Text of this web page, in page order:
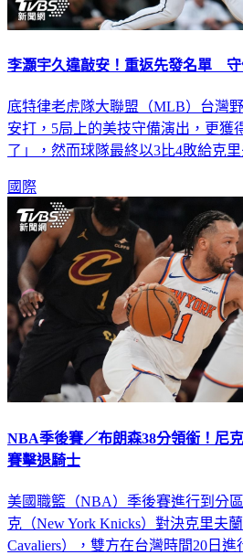
李灝宇久違敲安！重返先發名單 守
底特律老虎隊大聯盟（MLB）台灣
安打，5局上的美技守備演出，更獲
了」，然而球隊最終以3比4敗給克
國際
NBA季後賽／布朗森38分領銜！尼
賽擊退騎士
美國職籃（NBA）季後賽進行到分
克（New York Knicks）對決克里夫
Cavaliers），雙方在台灣時間20日